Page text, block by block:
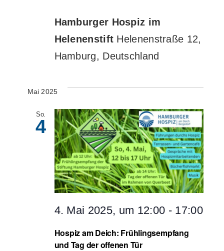
Hamburger Hospiz im
Helenenstift Helenenstraße 12,
Hamburg, Deutschland
Mai 2025
So.
4
Hospiz am Deich: Frühlingsempfang
und Tag der offenen Tür
4. Mai 2025, um 12:00 - 17:00